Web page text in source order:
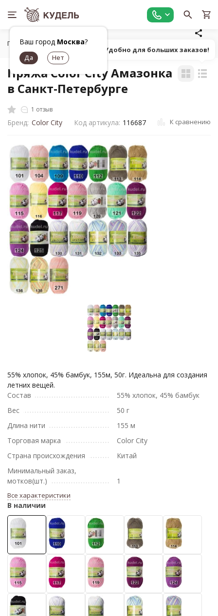
Ваш город Москва?
Главная Все для вязания
Пряжа Color City Амазонка
в Санкт-Петербурге
1 отзыв
Бренд: Color City Код артикула: 116687 К сравнению
55% хлопок, 45% бамбук, 155м, 50г. Идеальна для создания
летних вещей.
Состав
55% хлопок, 45% бамбук
Вес
50 г
Длина нити
155 м
Торговая марка
Color City
Страна происхождения
Китай
Минимальный заказ,
мотков(шт.)
1
Все характеристики
В наличии
Попробуй! Удобно для больших заказов!